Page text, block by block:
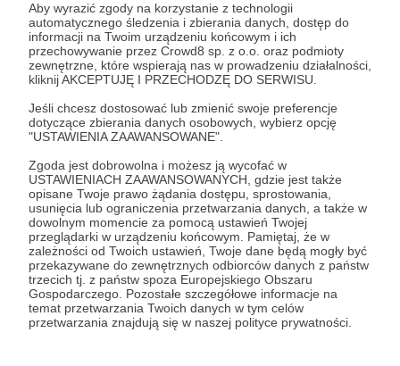
Aby wyrazić zgody na korzystanie z technologii
automatycznego śledzenia i zbierania danych, dostęp do
informacji na Twoim urządzeniu końcowym i ich
przechowywanie przez Crowd8 sp. z o.o. oraz podmioty
zewnętrzne, które wspierają nas w prowadzeniu działalności,
kliknij AKCEPTUJĘ I PRZECHODZĘ DO SERWISU.
Jeśli chcesz dostosować lub zmienić swoje preferencje
dotyczące zbierania danych osobowych, wybierz opcję
"USTAWIENIA ZAAWANSOWANE".
Zgoda jest dobrowolna i możesz ją wycofać w
USTAWIENIACH ZAAWANSOWANYCH, gdzie jest także
opisane Twoje prawo żądania dostępu, sprostowania,
usunięcia lub ograniczenia przetwarzania danych, a także w
dowolnym momencie za pomocą ustawień Twojej
przeglądarki w urządzeniu końcowym. Pamiętaj, że w
zależności od Twoich ustawień, Twoje dane będą mogły być
przekazywane do zewnętrznych odbiorców danych z państw
trzecich tj. z państw spoza Europejskiego Obszaru
Gospodarczego. Pozostałe szczegółowe informacje na
temat przetwarzania Twoich danych w tym celów
przetwarzania znajdują się w naszej polityce prywatności.
Aby zobaczyć ten materiał musisz być zalogowany
Zostań Patronem
Zaloguj się
Jakub Marszałkiewicz Recenzje Świat
Udostępnij